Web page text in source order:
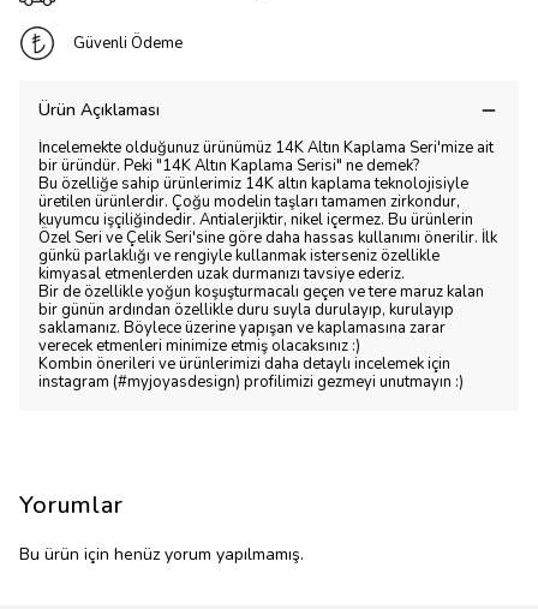
Güvenli Ödeme
Ürün Açıklaması
İncelemekte olduğunuz ürünümüz 14K Altın Kaplama Seri'mize ait
bir üründür. Peki "14K Altın Kaplama Serisi" ne demek?
Bu özelliğe sahip ürünlerimiz 14K altın kaplama teknolojisiyle
üretilen ürünlerdir. Çoğu modelin taşları tamamen zirkondur,
kuyumcu işçiliğindedir. Antialerjiktir, nikel içermez. Bu ürünlerin
Özel Seri ve Çelik Seri'sine göre daha hassas kullanımı önerilir. İlk
günkü parlaklığı ve rengiyle kullanmak isterseniz özellikle
kimyasal etmenlerden uzak durmanızı tavsiye ederiz.
Bir de özellikle yoğun koşuşturmacalı geçen ve tere maruz kalan
bir günün ardından özellikle duru suyla durulayıp, kurulayıp
saklamanız. Böylece üzerine yapışan ve kaplamasına zarar
verecek etmenleri minimize etmiş olacaksınız :)
Kombin önerileri ve ürünlerimizi daha detaylı incelemek için
instagram (#myjoyasdesign) profilimizi gezmeyi unutmayın :)
Yorumlar
Bu ürün için henüz yorum yapılmamış.